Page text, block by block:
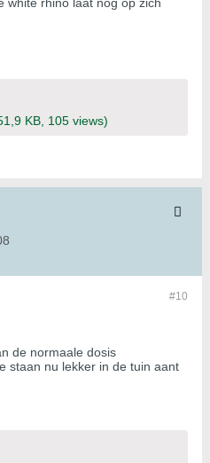
KB, 105 views)
#10
de normaale dosis
staan nu lekker in de tuin aant